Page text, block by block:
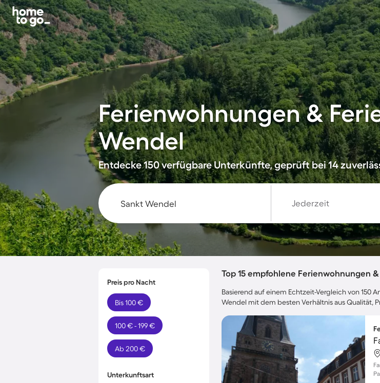
Ferienwohnungen &
Wendel
Entdecke 150 verfügbare Unterkünfte, geprüft bei 14
Jederzeit
Preis pro Nacht
Bis 100 €
100 € - 199 €
Ab 200 €
Unterkunftsart
Top 15 empfohlene Ferienwohnungen
Basierend auf einem Echtzeit-Vergleich von 150
Wendel mit dem besten Verhältnis aus Qualität,